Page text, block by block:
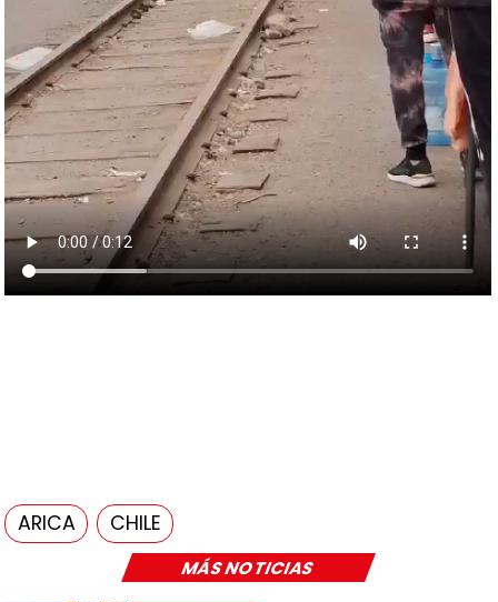
MÁS NOTICIAS
ARICA CHILE